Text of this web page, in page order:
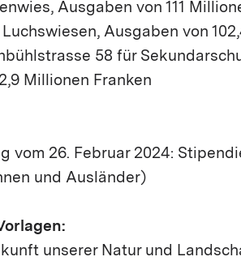
Ausgaben von 111
Ausgaben von
58 für
Millionen Franken
vom 26. Februar 2024:
und Ausländer)
unserer Natur und